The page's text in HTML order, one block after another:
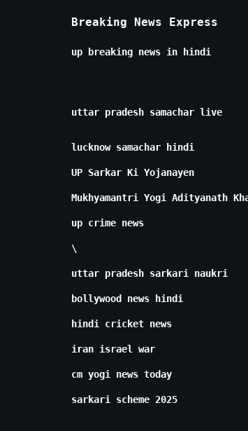
Breaking News Express
up breaking news in hindi
uttar pradesh samachar live
lucknow samachar hindi
UP Sarkar Ki Yojanayen
Mukhyamantri Yogi Adityanath
up crime news
\
uttar pradesh sarkari naukri
bollywood news hindi
hindi cricket news
iran israel war
cm yogi news today
sarkari scheme 2025